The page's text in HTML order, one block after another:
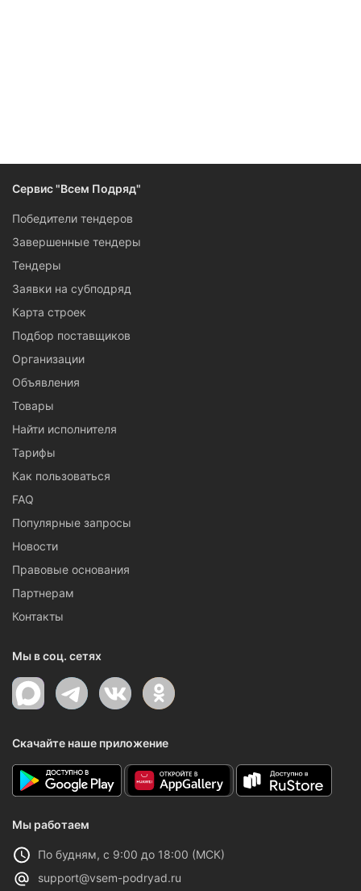
Сервис "Всем Подряд"
Победители тендеров
Завершенные тендеры
Тендеры
Заявки на субподряд
Карта строек
Подбор поставщиков
Организации
Объявления
Товары
Найти исполнителя
Тарифы
Как пользоваться
FAQ
Популярные запросы
Новости
Правовые основания
Партнерам
Контакты
Мы в соц. сетях
Скачайте наше приложение
Мы работаем
По будням, с 9:00 до 18:00 (МСК)
support@vsem-podryad.ru